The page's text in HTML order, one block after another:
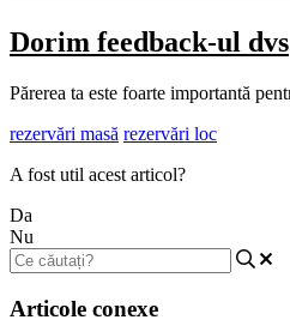
Dorim feedback-ul dvs
Părerea ta este foarte importantă
rezervări masă rezervări loc
A fost util acest articol?
Da
Nu
Articole conexe